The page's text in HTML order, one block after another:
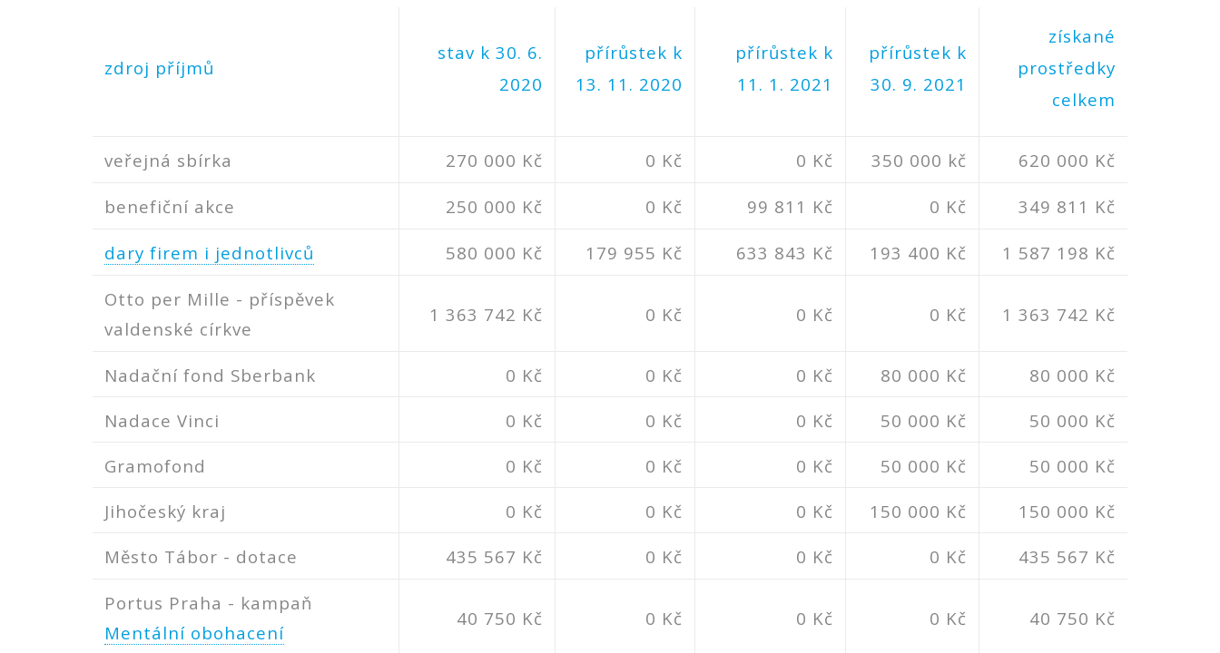
zdroj příjmů
stav k 30. 6.
2020
přírůstek k
13. 11. 2020
přírůstek k
11. 1. 2021
přírůstek k
30. 9. 2021
získané
prostředky
celkem
veřejná sbírka 270 000 Kč 0 Kč 0 Kč 350 000 kč 620 000 Kč
benefiční akce 250 000 Kč 0 Kč 99 811 Kč 0 Kč 349 811 Kč
dary firem i jednotlivců 580 000 Kč 179 955 Kč 633 843 Kč 193 400 Kč 1 587 198 Kč
Otto per Mille - příspěvek
valdenské církve
1 363 742 Kč 0 Kč 0 Kč 0 Kč 1 363 742 Kč
Nadační fond Sberbank 0 Kč 0 Kč 0 Kč 80 000 Kč
80 000 Kč
Nadace Vinci
0 Kč 0 Kč 0 Kč 50 000 Kč
50 000 Kč
Gramofond
0 Kč 0 Kč 0 Kč 50 000 Kč
50 000 Kč
Jihočeský kraj
0 Kč 0 Kč 0 Kč 150 000 Kč
150 000 Kč
Město Tábor - dotace
435 567 Kč 0 Kč 0 Kč 0 Kč 435 567 Kč
Portus Praha - kampaň
Mentální obohacení
40 750 Kč 0 Kč 0 Kč 0 Kč 40 750 Kč